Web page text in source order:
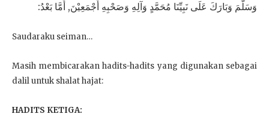
وَسَلَّمَ وَبَارَكَ عَلَى نَبِيِّنَا مُحَمَّدٍ وَآلِهِ وَصَحْبِهِ أَجْمَعِيْنَ, أَمَّا بَعْدُ:
Saudaraku seiman…
Masih membicarakan hadits-hadits yang digunakan sebagai
dalil untuk shalat hajat:
HADITS KETIGA: